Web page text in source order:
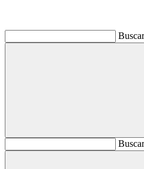
Buscar